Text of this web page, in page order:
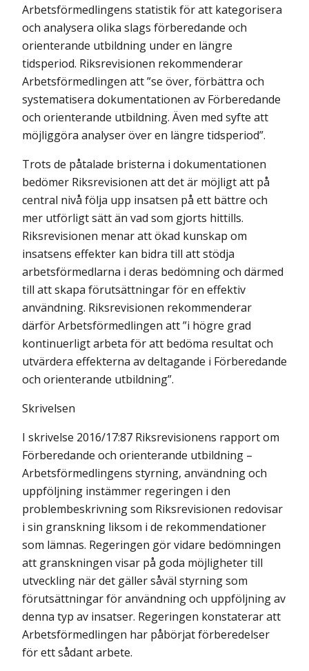
Arbetsförmedlingens statistik för att kategorisera
och analysera olika slags förberedande och
orienterande utbildning under en längre
tidsperiod. Riksrevisionen rekommenderar
Arbetsförmedlingen att ”se över, förbättra och
systematisera dokumentationen av Förberedande
och orienterande utbildning. Även med syfte att
möjliggöra analyser över en längre tidsperiod”.
Trots de påtalade bristerna i dokumentationen
bedömer Riksrevisionen att det är möjligt att på
central nivå följa upp insatsen på ett bättre och
mer utförligt sätt än vad som gjorts hittills.
Riksrevisionen menar att ökad kunskap om
insatsens effekter kan bidra till att stödja
arbetsförmedlarna i deras bedömning och därmed
till att skapa förutsättningar för en effektiv
användning. Riksrevisionen rekommenderar
därför Arbetsförmedlingen att ”i högre grad
kontinuerligt arbeta för att bedöma resultat och
utvärdera effekterna av deltagande i Förberedande
och orienterande utbildning”.
Skrivelsen
I skrivelse 2016/17:87 Riksrevisionens rapport om
Förberedande och orienterande utbildning –
Arbetsförmedlingens styrning, användning och
upp­följning instämmer regeringen i den
problembeskrivning som Riksrevisionen redovisar
i sin granskning liksom i de rekommendationer
som lämnas. Regeringen gör vidare bedömningen
att granskningen visar på goda möjligheter till
utveckling när det gäller såväl styrning som
förutsättningar för användning och uppföljning av
denna typ av insatser. Regeringen konstaterar att
Arbetsförmedlingen har påbörjat förberedelser
för ett sådant arbete.